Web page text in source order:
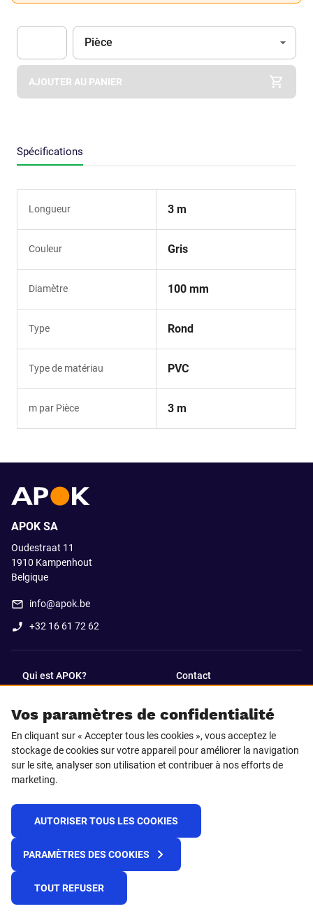
Apok.Product.Detail.AddToCart.Quantity (Optionnel)
Unité
Pièce
AJOUTER AU PANIER
Spécifications
Longueur 3 m
Couleur Gris
Diamètre 100 mm
Type Rond
Type de matériau PVC
m par Pièce 3 m
Vos paramètres de confidentialité
En cliquant sur « Accepter tous les cookies », vous acceptez le
stockage de cookies sur votre appareil pour améliorer la navigation
sur le site, analyser son utilisation et contribuer à nos efforts de
marketing.
AUTORISER TOUS LES COOKIES
PARAMÈTRES DES COOKIES
TOUT REFUSER
APOK SA
Oudestraat 11
1910 Kampenhout
Belgique
info@apok.be
+32 16 61 72 62
Qui est APOK? Contact
SUIVEZ-NOUS SUR
Facebook LinkedIn
© 2025 APOK